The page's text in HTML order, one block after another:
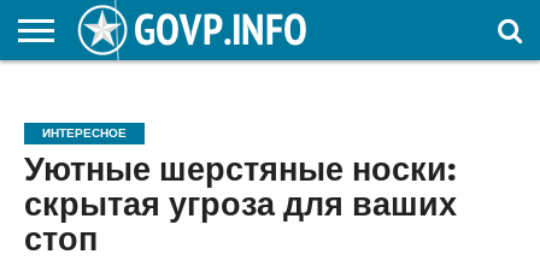
ОБРАЗОВАНИЕ
ИНТЕРЕСНОЕ
Уютные шерстяные носки:
скрытая угроза для ваших
стоп